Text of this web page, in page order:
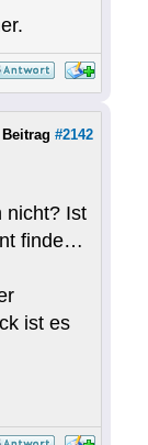
Beitrag #2142
nicht? Ist
finde…
ist es